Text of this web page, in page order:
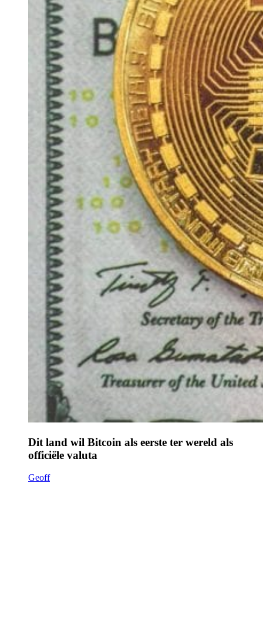
Dit land wil Bitcoin als eerste ter wereld als
officiële valuta
Geoff